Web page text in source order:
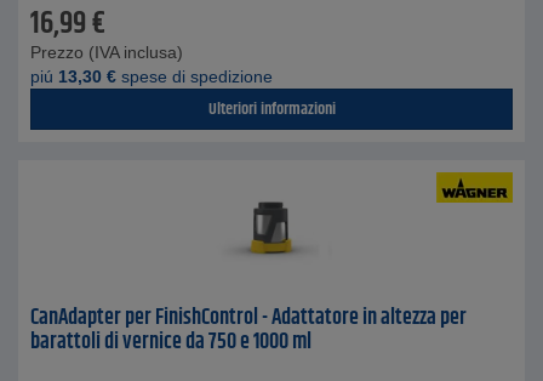
16,99€
Prezzo (IVA inclusa)
piú 13,30 € spese di spedizione
Ulteriori informazioni
CanAdapter per FinishControl - Adattatore in altezza per
barattoli di vernice da 750 e 1000 ml